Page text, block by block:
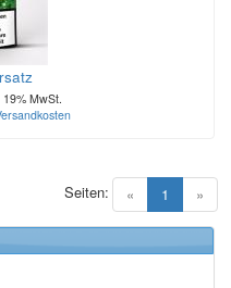
19% MwSt.
« 1 (current)
»
Seiten: